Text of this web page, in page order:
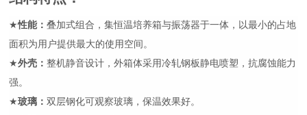
★性能：叠加式组合，集恒温培养箱与振荡器于一体， 以最小的占地
面积为用户提供最大的使用空间 。
★外壳：整机静音设计，外箱体采用冷轧钢板静电喷塑，抗腐蚀能力
强。
★玻璃：双层钢化可观察玻璃，保温效果好。